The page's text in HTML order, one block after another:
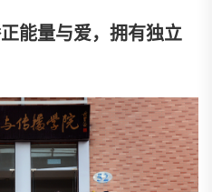
能量与爱，拥有独立